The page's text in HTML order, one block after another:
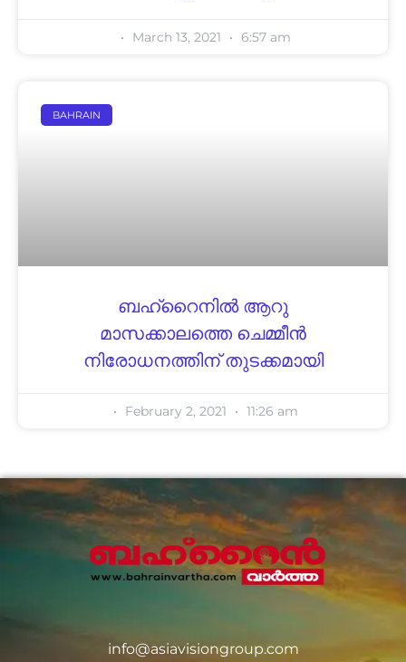
March 13, 2021 6:57 am
BAHRAIN
ബഹ്റൈനിൽ ആറു
മാസക്കാലത്തെ ചെമ്മീൻ
നിരോധനത്തിന് തുടക്കമായി
February 2, 2021 11:26 am
info@asiavisiongroup.com